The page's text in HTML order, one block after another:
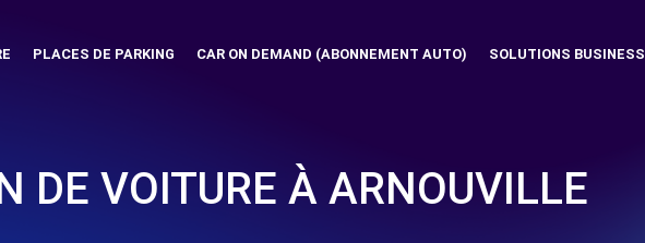
PLACES DE PARKING CAR ON DEMAND (ABONNEMENT AUTO) SOLUTIONS BUSINESS
DE VOITURE À ARNOUVILLE